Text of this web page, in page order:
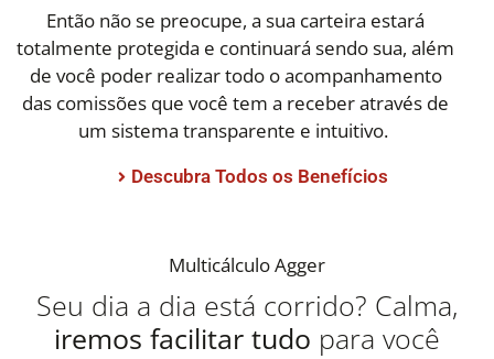
Então não se preocupe, a sua carteira estará
totalmente protegida e continuará sendo sua, além
de você poder realizar todo o acompanhamento
das comissões que você tem a receber através de
um sistema transparente e intuitivo.
Descubra Todos os Benefícios
Multicálculo Agger
Seu dia a dia está corrido? Calma,
iremos facilitar tudo para você